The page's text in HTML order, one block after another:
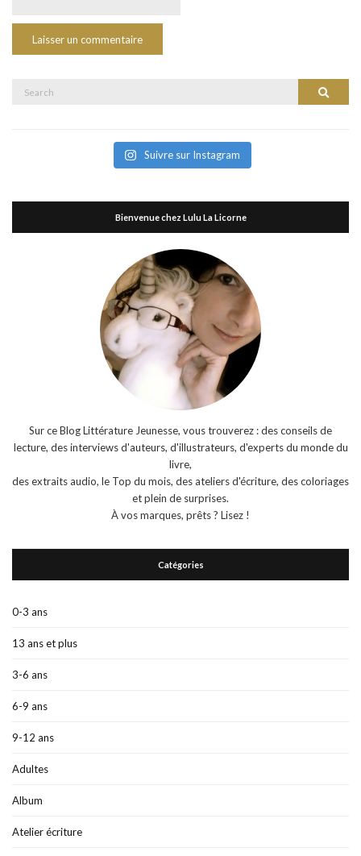
Search
Suivre sur Instagram
Bienvenue chez Lulu La Licorne
Sur ce Blog Littérature Jeunesse, vous trouverez : des conseils de
lecture, des interviews d'auteurs, d'illustrateurs, d'experts du monde du
livre,
des extraits audio, le Top du mois, des ateliers d'écriture, des coloriages
et plein de surprises.
À vos marques, prêts ? Lisez !
Catégories
0-3 ans
13 ans et plus
3-6 ans
6-9 ans
9-12 ans
Adultes
Album
Atelier écriture